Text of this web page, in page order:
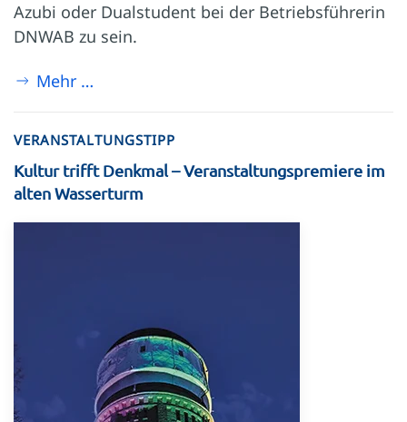
Azubi oder Dualstudent bei der Betriebsführerin
DNWAB zu sein.
Mehr …
VERANSTALTUNGSTIPP
Kultur trifft Denkmal – Veranstaltungspremiere im
alten Wasserturm